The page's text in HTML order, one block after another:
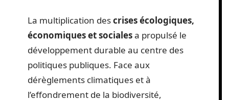
La multiplication descrises écologiques,
économiques et socialesa propulsé le
développement durable au centre des
politiques publiques. Face aux
dérèglements climatiques et à
l’effondrement de la biodiversité,